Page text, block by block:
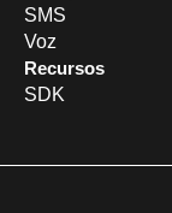
SMS
Voz
Recursos
SDK